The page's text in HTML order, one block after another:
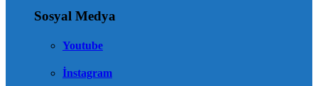
Sosyal Medya
Youtube
İnstagram